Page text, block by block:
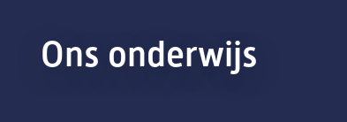
Ons onderwijs